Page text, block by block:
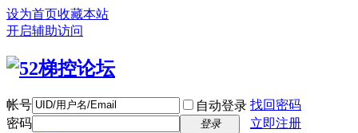
设为首页收藏本站
开启辅助访问
帐号 自动登录 找回密码
密码
登录
立即注册